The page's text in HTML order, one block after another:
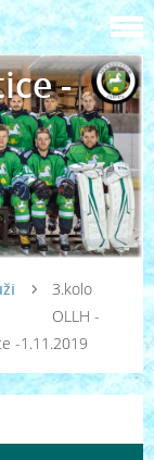
-
3.kolo
OLLH -
-1.11.2019